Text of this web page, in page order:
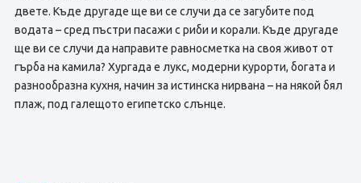
двете. Къде другаде ще ви се случи да се загубите под
водата – сред пъстри пасажи с риби и корали. Къде другаде
ще ви се случи да направите равносметка на своя живот от
гърба на камила? Хургада е лукс, модерни курорти, богата и
разнообразна кухня, начин за истинска нирвана – на някой бял
плаж, под галещото египетско слънце.